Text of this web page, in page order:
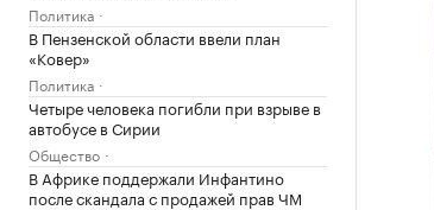
Политика
В Пензенской области ввели план
«Ковер»
Политика
Четыре человека погибли при взрыве в
автобусе в Сирии
Общество
В Африке поддержали Инфантино
после скандала с продажей прав ЧМ